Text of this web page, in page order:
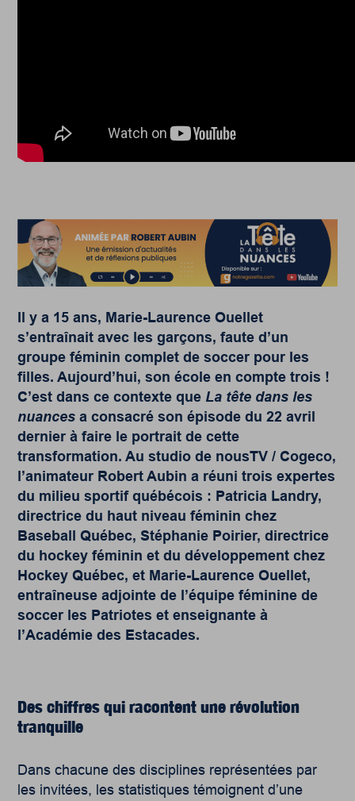
Il y a 15 ans, Marie-Laurence Ouellet
s’entraînait avec les garçons, faute d’un
groupe féminin complet de soccer pour les
filles. Aujourd’hui, son école en compte trois !
C’est dans ce contexte que La tête dans les
nuances a consacré son épisode du 22 avril
dernier à faire le portrait de cette
transformation. Au studio de nousTV / Cogeco,
l’animateur Robert Aubin a réuni trois expertes
du milieu sportif québécois : Patricia Landry,
directrice du haut niveau féminin chez
Baseball Québec, Stéphanie Poirier, directrice
du hockey féminin et du développement chez
Hockey Québec, et Marie-Laurence Ouellet,
entraîneuse adjointe de l’équipe féminine de
soccer les Patriotes et enseignante à
l’Académie des Estacades.
Des chiffres qui racontent une révolution
tranquille
Dans chacune des disciplines représentées par
les invitées, les statistiques témoignent d’une